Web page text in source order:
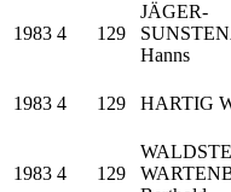
1983 4 129
JÄGER-
Hanns
1983 4 129 HARTIG
1983 4 129